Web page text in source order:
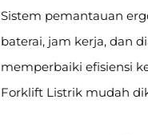
Sistem pemantauan
baterai, jam kerja, dan
memperbaiki efisiensi
Forklift Listrik mudah